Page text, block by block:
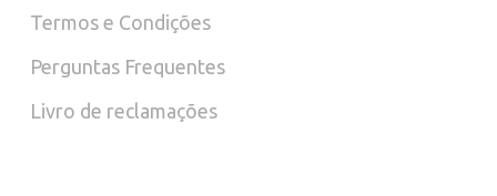
Termos e Condições
Perguntas Frequentes
Livro de reclamações